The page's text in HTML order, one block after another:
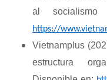
al socialismo
https://
Vietnamplus
estructura